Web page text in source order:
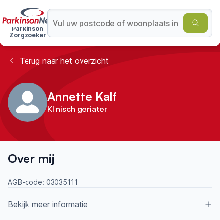
Parkinson
Zorgzoeker
Terug naar het overzicht
Annette Kalf
Klinisch geriater
Over mij
AGB-code: 03035111
Bekijk meer informatie